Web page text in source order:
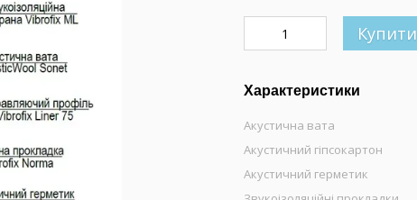
Купити
Характеристики
Акустична вата
Акустичний гіпсокартон
Акустичний герметик